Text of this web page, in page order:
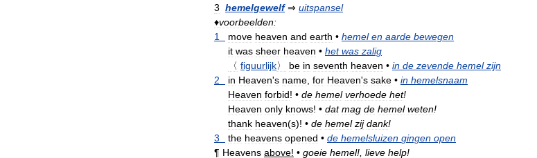
3 hemelgewelf⇒ uitspansel
♦voorbeelden:
1
move heaven and earth • hemel en aarde bewegen
it was sheer heaven • het was zalig
〈 figuurlijk〉 be in seventh heaven • in de zevende hemel zijn
2
in Heaven's name, for Heaven's sake • in hemelsnaam
Heaven forbid! • de hemel verhoede het!
Heaven only knows! • dat mag de hemel weten!
thank heaven(s)! • de hemel zij dank!
3
the heavens opened • de hemelsluizen gingen open
¶ Heavens above! • goeie hemel!, lieve help!